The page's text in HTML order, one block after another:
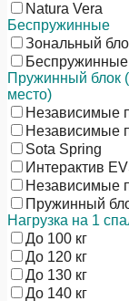
Natura Vera
Беспружинные
Зональный
Беспружинные
Пружинный блок
место)
Независимые
Независимые
Sota Spring
Интерактив
Независимые
Пружинный
Нагрузка на 1
До 100 кг
До 120 кг
До 130 кг
До 140 кг